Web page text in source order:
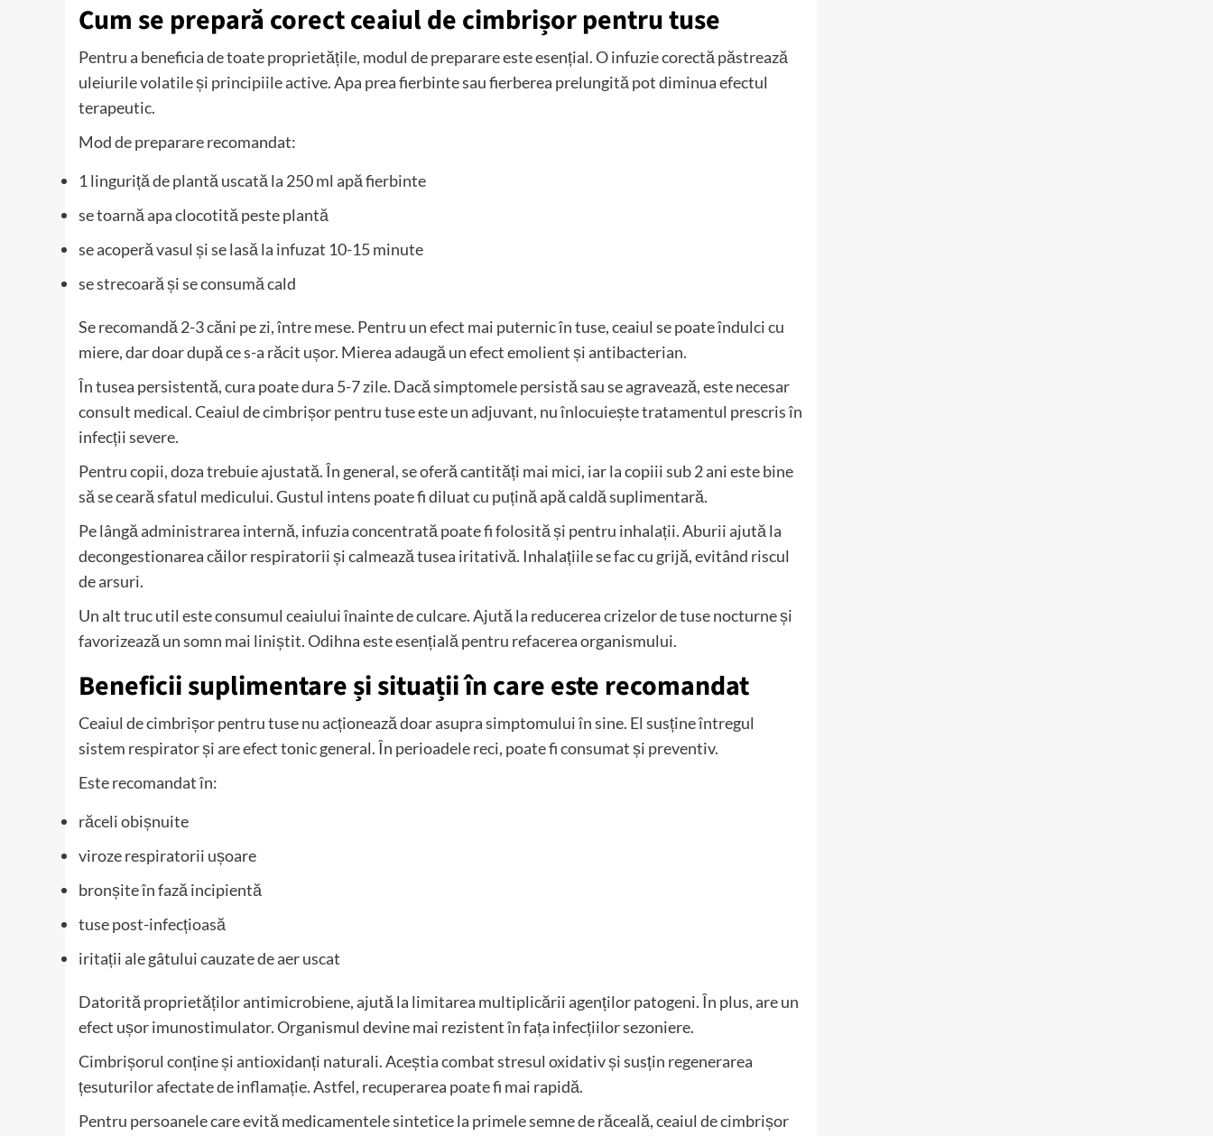
Cum se prepară corect ceaiul de cimbrișor pentru tuse
Pentru a beneficia de toate proprietățile, modul de preparare este esențial. O infuzie corectă păstrează
uleiurile volatile și principiile active. Apa prea fierbinte sau fierberea prelungită pot diminua efectul
terapeutic.
Mod de preparare recomandat:
1 linguriță de plantă uscată la 250 ml apă fierbinte
se toarnă apa clocotită peste plantă
se acoperă vasul și se lasă la infuzat 10-15 minute
se strecoară și se consumă cald
Se recomandă 2-3 căni pe zi, între mese. Pentru un efect mai puternic în tuse, ceaiul se poate îndulci cu
miere, dar doar după ce s-a răcit ușor. Mierea adaugă un efect emolient și antibacterian.
În tusea persistentă, cura poate dura 5-7 zile. Dacă simptomele persistă sau se agravează, este necesar
consult medical. Ceaiul de cimbrișor pentru tuse este un adjuvant, nu înlocuiește tratamentul prescris în
infecții severe.
Pentru copii, doza trebuie ajustată. În general, se oferă cantități mai mici, iar la copiii sub 2 ani este bine
să se ceară sfatul medicului. Gustul intens poate fi diluat cu puțină apă caldă suplimentară.
Pe lângă administrarea internă, infuzia concentrată poate fi folosită și pentru inhalații. Aburii ajută la
decongestionarea căilor respiratorii și calmează tusea iritativă. Inhalațiile se fac cu grijă, evitând riscul
de arsuri.
Un alt truc util este consumul ceaiului înainte de culcare. Ajută la reducerea crizelor de tuse nocturne și
favorizează un somn mai liniștit. Odihna este esențială pentru refacerea organismului.
Beneficii suplimentare și situații în care este recomandat
Ceaiul de cimbrișor pentru tuse nu acționează doar asupra simptomului în sine. El susține întregul
sistem respirator și are efect tonic general. În perioadele reci, poate fi consumat și preventiv.
Este recomandat în:
răceli obișnuite
viroze respiratorii ușoare
bronșite în fază incipientă
tuse post-infecțioasă
iritații ale gâtului cauzate de aer uscat
Datorită proprietăților antimicrobiene, ajută la limitarea multiplicării agenților patogeni. În plus, are un
efect ușor imunostimulator. Organismul devine mai rezistent în fața infecțiilor sezoniere.
Cimbrișorul conține și antioxidanți naturali. Aceștia combat stresul oxidativ și susțin regenerarea
țesuturilor afectate de inflamație. Astfel, recuperarea poate fi mai rapidă.
Pentru persoanele care evită medicamentele sintetice la primele semne de răceală, ceaiul de cimbrișor